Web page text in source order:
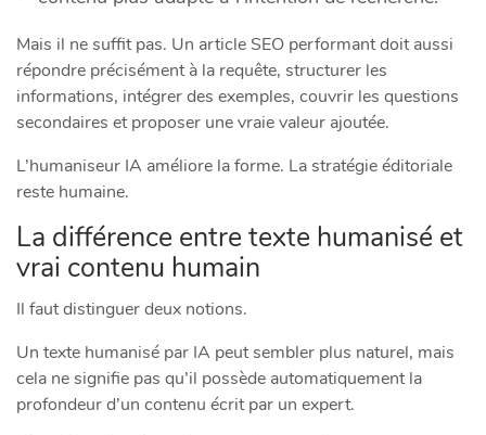
Mais il ne suffit pas. Un article SEO performant doit aussi
répondre précisément à la requête, structurer les
informations, intégrer des exemples, couvrir les questions
secondaires et proposer une vraie valeur ajoutée.
L’humaniseur IA améliore la forme. La stratégie éditoriale
reste humaine.
La différence entre texte humanisé et
vrai contenu humain
Il faut distinguer deux notions.
Un texte humanisé par IA peut sembler plus naturel, mais
cela ne signifie pas qu’il possède automatiquement la
profondeur d’un contenu écrit par un expert.